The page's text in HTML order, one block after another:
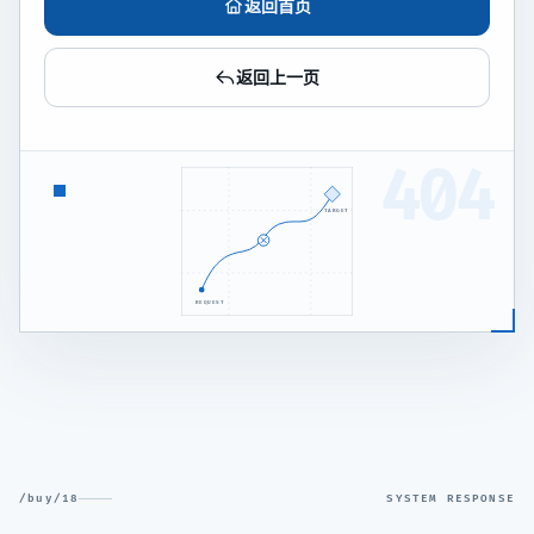
返回首页
返回上一页
REQUEST
TARGET
/buy/18 SYSTEM RESPONSE